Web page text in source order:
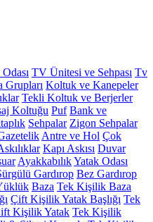
TV Ünitesi ve Sehpası Tv
Grupları Koltuk ve Kanepeler
Tekli Koltuk ve Berjerler
Koltuğu Puf Bank ve
Sehpalar Zigon Sehpalar
Antre ve Hol Çok
Kapı Askısı Duvar
AyakkabılıkYatak Odası
Gardırop Bez Gardırop
Baza Tek Kişilik Baza
Çift Kişilik Yatak Başlığı Tek
Kişilik Yatak Tek Kişilik